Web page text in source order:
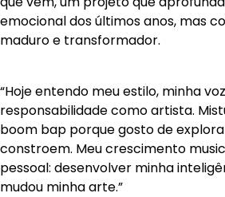
emocional dos últimos anos, mas
maduro e transformador.
“Hoje entendo meu estilo, minha
responsabilidade como artista.
boom bap porque gosto de
constroem. Meu crescimento
pessoal: desenvolver minha
mudou minha arte.”